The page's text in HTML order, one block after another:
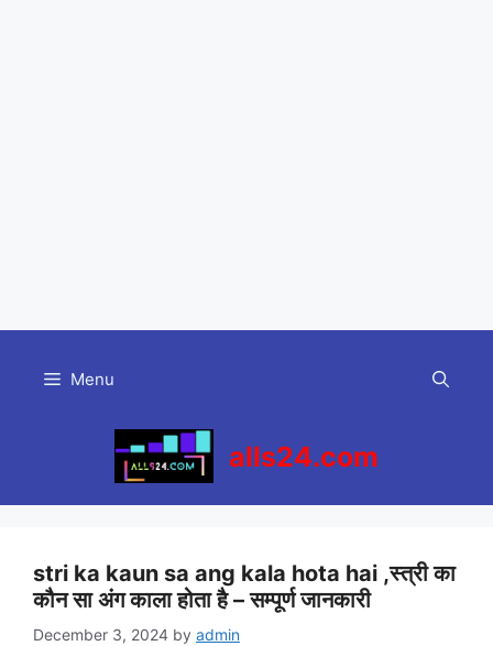
content
Menu
alls24.com
stri ka kaun sa ang kala hota hai ,स्त्री का
कौन सा अंग काला होता है – सम्पूर्ण जानकारी
December 3, 2024 by admin